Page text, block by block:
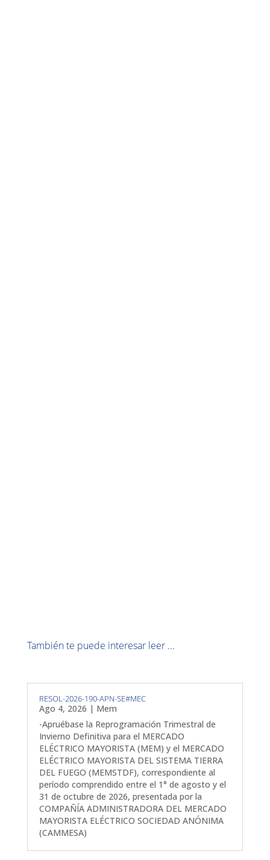
También te puede interesar leer ...
RESOL-2026-190-APN-SE#MEC
Ago 4, 2026 | Mem
-Apruébase la Reprogramación Trimestral de
Invierno Definitiva para el MERCADO
ELÉCTRICO MAYORISTA (MEM) y el MERCADO
ELÉCTRICO MAYORISTA DEL SISTEMA TIERRA
DEL FUEGO (MEMSTDF), correspondiente al
período comprendido entre el 1° de agosto y el
31 de octubre de 2026, presentada por la
COMPAÑÍA ADMINISTRADORA DEL MERCADO
MAYORISTA ELÉCTRICO SOCIEDAD ANÓNIMA
(CAMMESA)